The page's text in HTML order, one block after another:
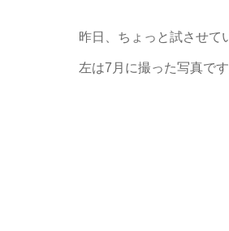
昨日、ちょっと試させて
左は7月に撮った写真です